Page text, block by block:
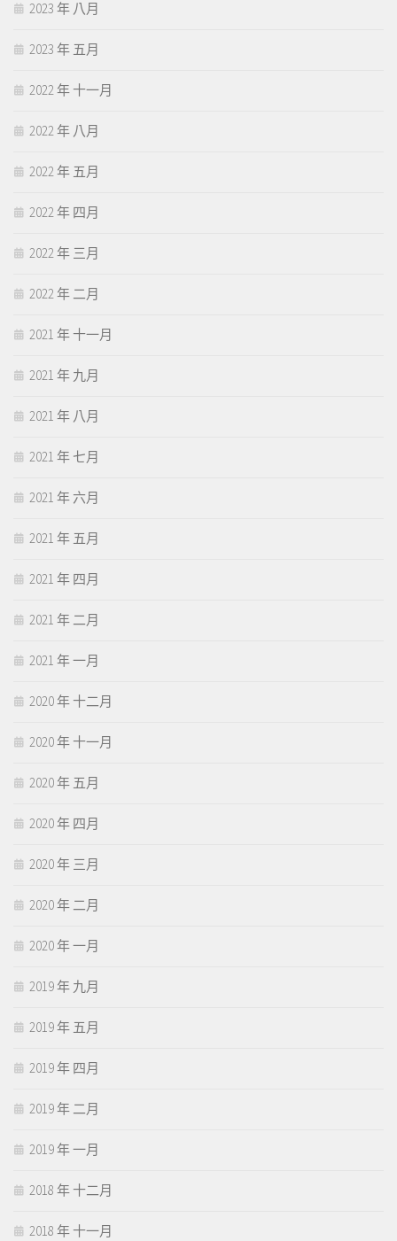
2023 年 八月
2023 年 五月
2022 年 十一月
2022 年 八月
2022 年 五月
2022 年 四月
2022 年 三月
2022 年 二月
2021 年 十一月
2021 年 九月
2021 年 八月
2021 年 七月
2021 年 六月
2021 年 五月
2021 年 四月
2021 年 二月
2021 年 一月
2020 年 十二月
2020 年 十一月
2020 年 五月
2020 年 四月
2020 年 三月
2020 年 二月
2020 年 一月
2019 年 九月
2019 年 五月
2019 年 四月
2019 年 二月
2019 年 一月
2018 年 十二月
2018 年 十一月